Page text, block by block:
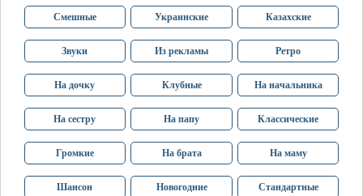
Смешные Украинские Казахские
Звуки Из рекламы Ретро
На дочку Клубные На начальника
На сестру На папу Классические
Громкие На брата На маму
Шансон Новогодние Стандартные